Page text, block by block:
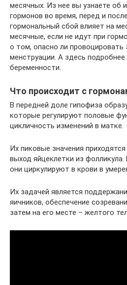
месячных. Из нее вы узнаете об
гормонов во время, перед и
гормональный сбой влияет на
месячные, если не идут при
о том, опасно ли провоцировать
менструации. А здесь
беременности.
Что происходит с
В передней доле гипофиза
которые регулируют половые
цикличность изменений в матке.
Их пиковые значения
выход яйцеклетки из
они циркулируют в крови в
Их задачей является
яичников, обеспечение
затем на его месте – желтого